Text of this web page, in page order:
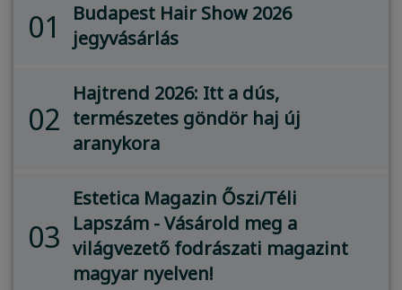
01
Budapest Hair Show 2026
jegyvásárlás
02
Hajtrend 2026: Itt a dús,
természetes göndör haj új
aranykora
03
Estetica Magazin Őszi/Téli
Lapszám - Vásárold meg a
világvezető fodrászati magazint
magyar nyelven!